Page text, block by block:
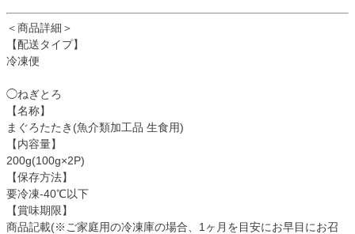
＜商品詳細＞
【配送タイプ】
冷凍便
◯ねぎとろ
【名称】
まぐろたたき(魚介類加工品 生食用)
【内容量】
200g(100g×2P)
【保存方法】
要冷凍-40℃以下
【賞味期限】
商品記載(※ご家庭用の冷凍庫の場合、1ヶ月を目安にお早目にお召